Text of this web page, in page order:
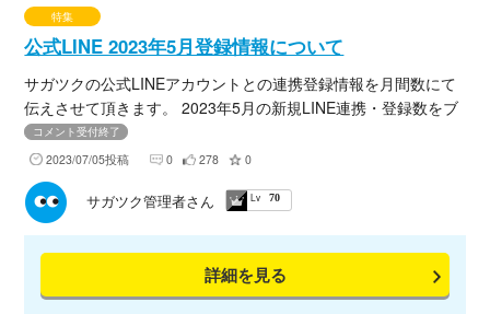
反応しない、まっすぐ歩けない ・水分補給ができない ・筋
肉痛や筋肉のけいれん等 ［熱中症の予防・対策］ 正しい予防方
法を知り、普段から気を付けることで防ぐことができます。
・空調などで気温と湿度を快適に保つ ・吸湿性・速乾性な
どの快適な衣類を着用する ・こまめな水分と適度な塩分の補
給をする ・適切な食事と睡眠環境を整える ・熱中症警戒ア
ラートが発表された時は、外出を控え暑さを避ける ［熱中症の
応急処置］ 1.涼しい場所へ避難する エアコンが効いている室
内・車内や風通しのよい日陰に移動し安静にする 2.衣類をゆる
め、身体を冷やす 氷枕や保冷剤で両側の首筋、脇の下、足の
付け根を冷やし体温を下げる 3.水分や塩分、経口補水液を補給
する 水1Lに対して塩分は1ｇ～2ｇまたは水分と塩分を含むタ
ブレットなど ※応急処置をしても症状が改善されない場合は医
特集
公式LINE 2023年5月登録情報について
サガツクの公式LINEアカウントとの連携登録情報を月間数にて
伝えさせて頂きます。 2023年5月の新規LINE連携・登録数をブ
ログにてまとめましたので、下記URLよりご確認くださいま
せ。
コメント受付終了
2023/07/05投稿 0 278 0
詳細を見る
サガツク管理者さん Lv 70